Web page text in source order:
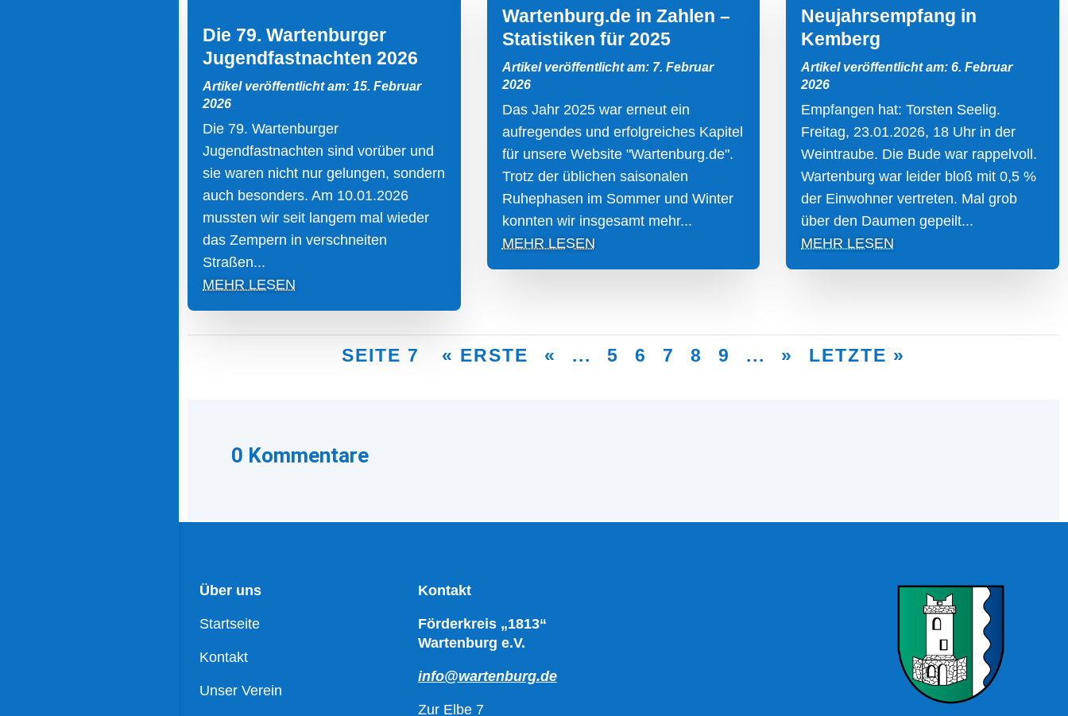
Die 79. Wartenburger
Jugendfastnachten 2026
Artikel veröffentlicht am: 15. Februar
2026
Die 79. Wartenburger
Jugendfastnachten sind vorüber und
sie waren nicht nur gelungen, sondern
auch besonders. Am 10.01.2026
mussten wir seit langem mal wieder
das Zempern in verschneiten
Straßen...
MEHR LESEN
Wartenburg.de in Zahlen –
Statistiken für 2025
Artikel veröffentlicht am: 7. Februar
2026
Das Jahr 2025 war erneut ein
aufregendes und erfolgreiches Kapitel
für unsere Website "Wartenburg.de".
Trotz der üblichen saisonalen
Ruhephasen im Sommer und Winter
konnten wir insgesamt mehr...
MEHR LESEN
Neujahrsempfang in
Kemberg
Artikel veröffentlicht am: 6. Februar
2026
Empfangen hat: Torsten Seelig.
Freitag, 23.01.2026, 18 Uhr in der
Weintraube. Die Bude war rappelvoll.
Wartenburg war leider bloß mit 0,5 %
der Einwohner vertreten. Mal grob
über den Daumen gepeilt...
MEHR LESEN
SEITE 7 « ERSTE « ... 5 6 7 8 9 ... » LETZTE »
0 Kommentare
Über uns
Startseite
Kontakt
Unser Verein
Kontakt
Förderkreis „1813“
Wartenburg e.V.
info@wartenburg.de
Zur Elbe 7